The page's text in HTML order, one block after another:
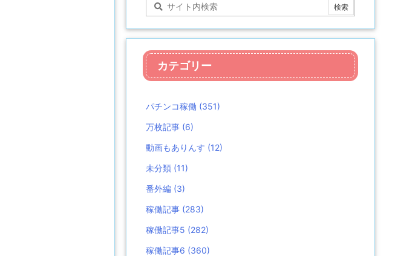
カテゴリー
パチンコ稼働 (351)
万枚記事 (6)
動画もありんす (12)
未分類 (11)
番外編 (3)
稼働記事 (283)
稼働記事5 (282)
稼働記事6 (360)